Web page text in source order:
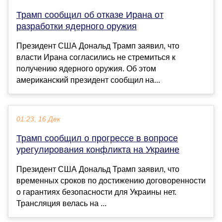
Трамп сообщил об отказе Ирана от
разработки ядерного оружия
Президент США Дональд Трамп заявил, что
власти Ирана согласились не стремиться к
получению ядерного оружия. Об этом
американский президент сообщил на...
01:23, 16 Дек
Трамп сообщил о прогрессе в вопросе
урегулирования конфликта на Украине
Президент США Дональд Трамп заявил, что
временных сроков по достижению договоренности
о гарантиях безопасности для Украины нет.
Трансляция велась на ...